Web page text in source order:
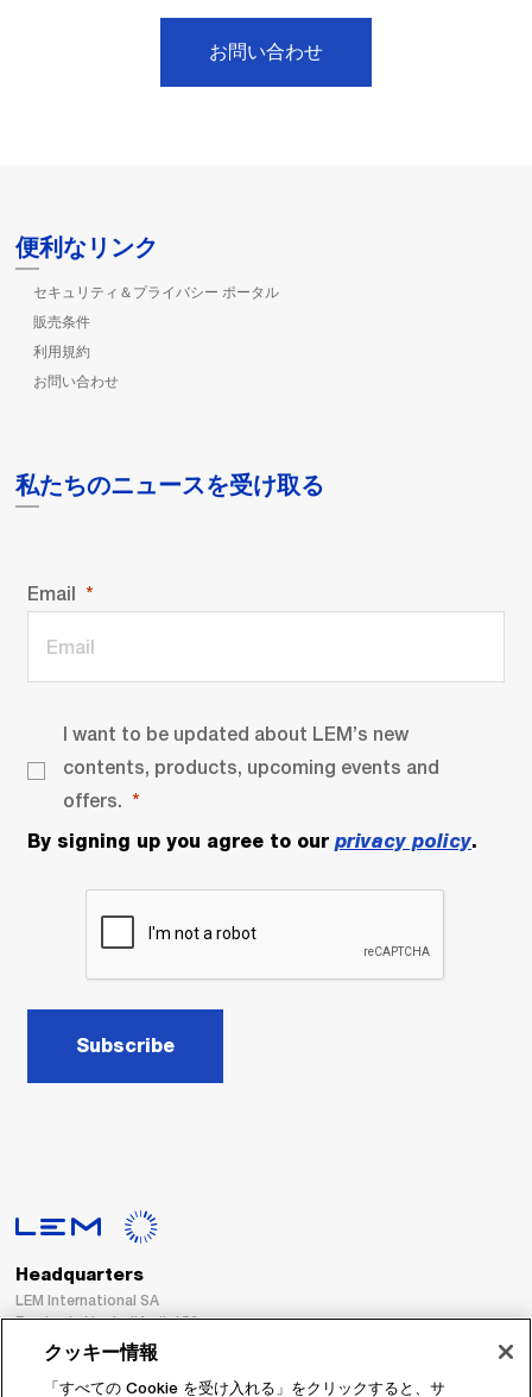
お問い合わせ
便利なリンク
セキュリティ＆プライバシー ポータル
販売条件
利用規約
お問い合わせ
私たちのニュースを受け取る
Email
I want to be updated about LEM’s new
contents, products, upcoming events and
offers.
By signing up you agree to our privacy policy.
Subscribe
Headquarters
LEM International SA
Route du Nant-d’Avril, 152
1217 Meyrin
Switzerland
クッキー情報
「すべての Cookie を受け入れる」をクリックすると、サ